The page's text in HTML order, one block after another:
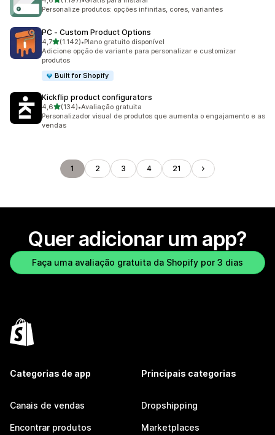
1197 avaliações ao todo
Personalize produtos: opções infinitas, cores, variantes
PC ‑ Custom Product Options
4,7de 5 estrelas
(1.142)
1142 avaliações ao todo
•Plano gratuito disponível
Adicione opção de variante para personalizar e customizar
produtos
Built for Shopify
Kickflip product configurators
4,6de 5 estrelas
(134)
134 avaliações ao todo
•Avaliação gratuita
Personalizador visual de produtos que aumenta o engajamento e as
vendas
1 2 3 4 21
Quer adicionar um app?
Faça uma avaliação gratuita da Shopify por 3 dias
Categorias de app
Canais de vendas
Encontrar produtos
Principais categorias
Dropshipping
Marketplaces